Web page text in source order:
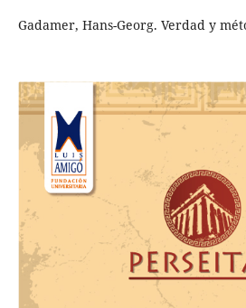
Gadamer, Hans-Georg. Verdad y